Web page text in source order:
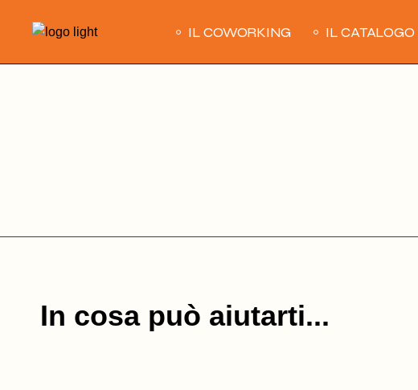
IL COWORKING IL CATALOGO
In cosa può aiutarti...